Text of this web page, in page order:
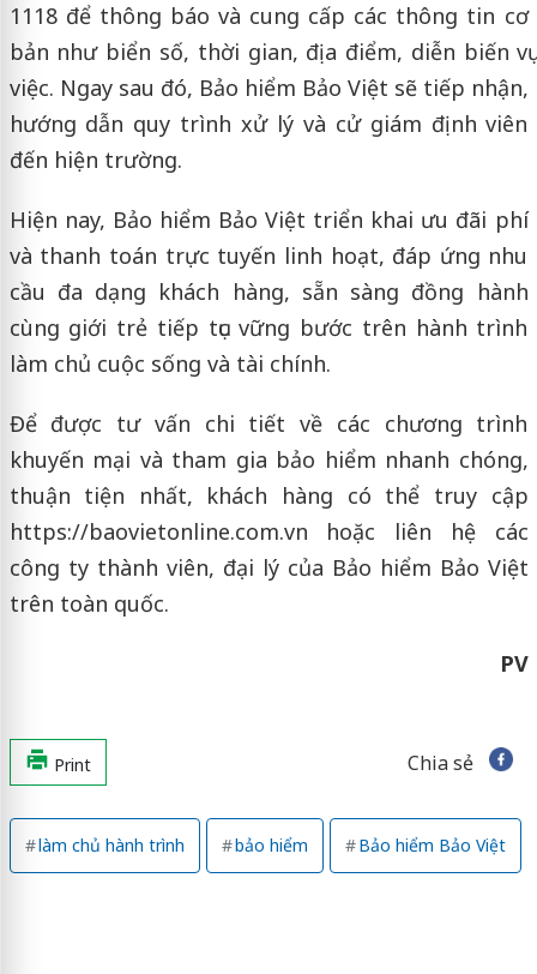
1118 để thông báo và cung cấp các thông tin cơ
bản như biển số, thời gian, địa điểm, diễn biến vụ
việc. Ngay sau đó, Bảo hiểm Bảo Việt sẽ tiếp nhận,
hướng dẫn quy trình xử lý và cử giám định viên
đến hiện trường.
Hiện nay, Bảo hiểm Bảo Việt triển khai ưu đãi phí
và thanh toán trực tuyến linh hoạt, đáp ứng nhu
cầu đa dạng khách hàng, sẵn sàng đồng hành
cùng giới trẻ tiếp tục vững bước trên hành trình
làm chủ cuộc sống và tài chính.
Để được tư vấn chi tiết về các chương trình
khuyến mại và tham gia bảo hiểm nhanh chóng,
thuận tiện nhất, khách hàng có thể truy cập
https://baovietonline.com.vn hoặc liên hệ các
công ty thành viên, đại lý của Bảo hiểm Bảo Việt
trên toàn quốc.
PV
Print Chia sẻ
làm chủ hành trình bảo hiểm Bảo hiểm Bảo Việt